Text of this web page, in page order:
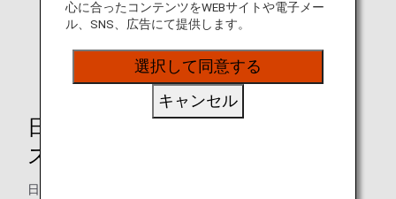
日本国内線の新しい予約・搭乗が
スタート
日本国内線の旅客サービスシステムを刷新します。
心に合ったコンテンツをWEBサイトや電子メー
ル、SNS、広告にて提供します。
選択して同意する
キャンセル